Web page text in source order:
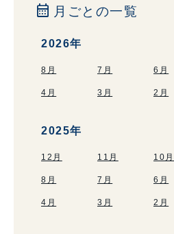
calendar_month 月ごとの一覧
2026年
8月 7月 6月
4月 3月 2月
2025年
12月 11月 10月
8月 7月 6月
4月 3月 2月